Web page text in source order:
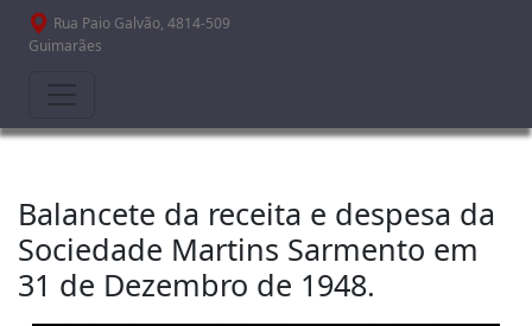
Passar para o conteúdo principal
Rua Paio Galvão, 4814-509
Guimarães
Balancete da receita e despesa da
Sociedade Martins Sarmento em
31 de Dezembro de 1948.